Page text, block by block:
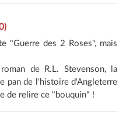
"Guerre des 2 Roses", mais
de R.L. Stevenson, la
pan de l'histoire d'Angleterre
de relire ce "bouquin" !